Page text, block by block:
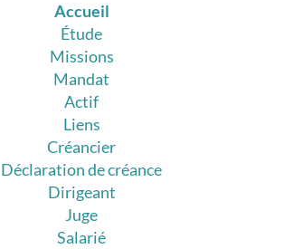
Accueil
Étude
Missions
Mandat
Actif
Liens
Créancier
Déclaration de créance
Dirigeant
Juge
Salarié